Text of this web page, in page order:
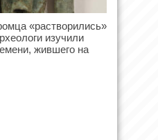
«растворились»
изучили
жившего на